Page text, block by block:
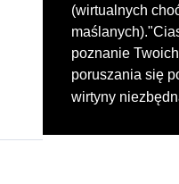
(wirtualnych
poznanie
poruszania się
wirtyny